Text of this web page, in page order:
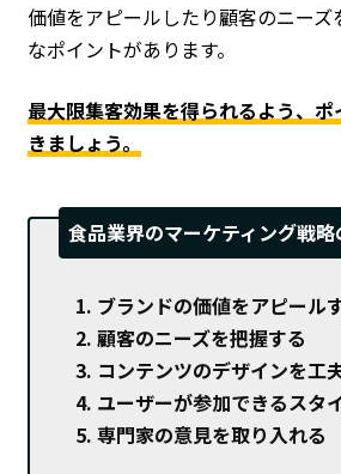
価値をアピールしたり顧客のニーズ
なポイントがあります。
最大限集客効果を得られるよう、
きましょう。
食品業界のマーケティング戦略
ブランドの価値をアピール
顧客のニーズを把握する
コンテンツのデザインを工
ユーザーが参加できるスタ
専門家の意見を取り入れる